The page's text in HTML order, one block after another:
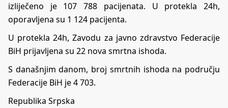
izliječeno je 107 788 pacijenata. U protekla 24h,
oporavljena su 1 124 pacijenta.
U protekla 24h, Zavodu za javno zdravstvo Federacije
BiH prijavljena su 22 nova smrtna ishoda.
S današnjim danom, broj smrtnih ishoda na području
Federacije BiH je 4 703.
Republika Srpska